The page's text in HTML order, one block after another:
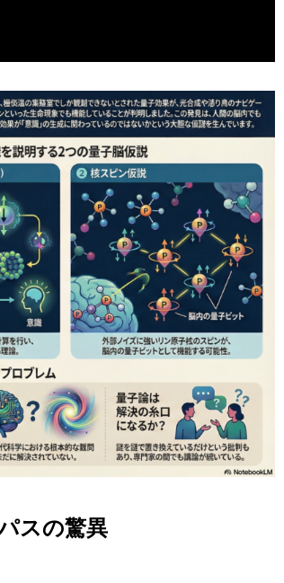
スの驚異
示す検証可能性